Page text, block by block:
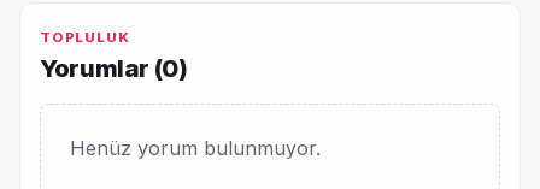
TOPLULUK
Yorumlar (0)
Henüz yorum bulunmuyor.